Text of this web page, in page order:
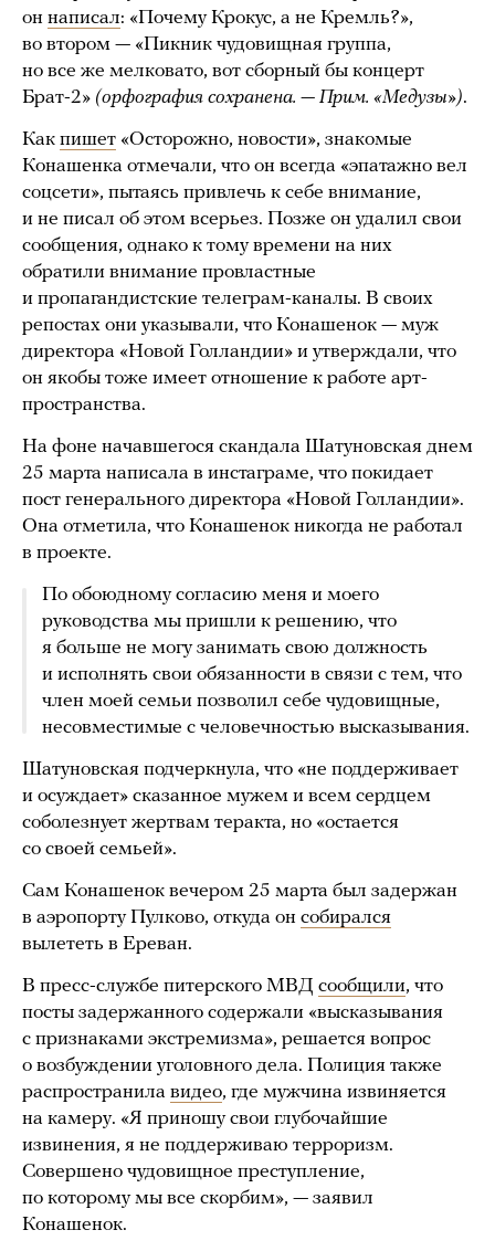
он написал: «Почему Крокус, а не Кремль?»,
во втором — «Пикник чудовищная группа,
но все же мелковато, вот сборный бы концерт
Брат-2» (орфография сохранена. — Прим. «Медузы»).
Как пишет «Осторожно, новости», знакомые
Конашенка отмечали, что он всегда «эпатажно вел
соцсети», пытаясь привлечь к себе внимание,
и не писал об этом всерьез. Позже он удалил свои
сообщения, однако к тому времени на них
обратили внимание провластные
и пропагандистские телеграм-каналы. В своих
репостах они указывали, что Конашенок — муж
директора «Новой Голландии» и утверждали, что
он якобы тоже имеет отношение к работе арт-
пространства.
На фоне начавшегося скандала Шатуновская днем
25 марта написала в инстаграме, что покидает
пост генерального директора «Новой Голландии».
Она отметила, что Конашенок никогда не работал
в проекте.
По обоюдному согласию меня и моего
руководства мы пришли к решению, что
я больше не могу занимать свою должность
и исполнять свои обязанности в связи с тем, что
член моей семьи позволил себе чудовищные,
несовместимые с человечностью высказывания.
Шатуновская подчеркнула, что «не поддерживает
и осуждает» сказанное мужем и всем сердцем
соболезнует жертвам теракта, но «остается
со своей семьей».
Сам Конашенок вечером 25 марта был задержан
в аэропорту Пулково, откуда он собирался
вылететь в Ереван.
В пресс-службе питерского МВД сообщили, что
посты задержанного содержали «высказывания
с признаками экстремизма», решается вопрос
о возбуждении уголовного дела. Полиция также
распространила видео, где мужчина извиняется
на камеру. «Я приношу свои глубочайшие
извинения, я не поддерживаю терроризм.
Совершено чудовищное преступление,
по которому мы все скорбим», — заявил
Конашенок.